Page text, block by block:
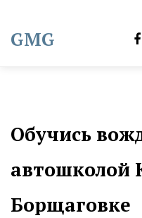
content
GMG
Обучись
автошколой
Борщаговке